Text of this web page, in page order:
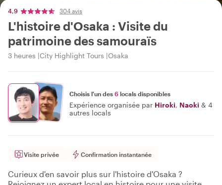
4,9 304 avis
L'histoire d'Osaka : Visite du
patrimoine des samouraïs
3 heures City Highlight Tours Osaka
Choisis l'un des 6 locals disponibles
Expérience organisée par Hiroki, Naoki & 4
autres locals
Visite privée Confirmation instantanée
Curieux d'en savoir plus sur l'histoire d'Osaka ?